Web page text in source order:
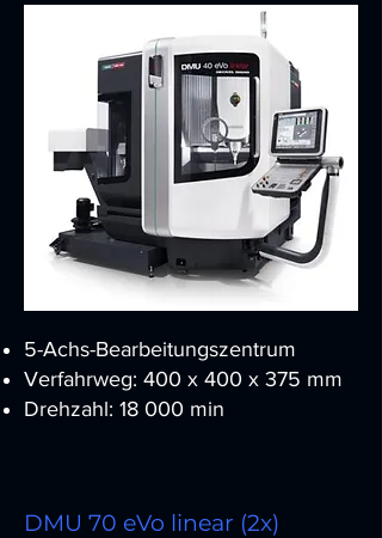
5-Achs-Bearbeitungszentrum
Verfahrweg: 400 x 400 x 375 mm
Drehzahl: 18 000 min
DMU 70 eVo linear (2x)